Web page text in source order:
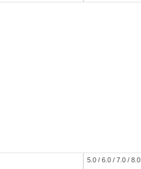
5.0 / 6.0 / 7.0 / 8.0